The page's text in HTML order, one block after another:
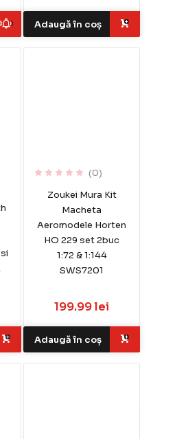
Adaugă în coș
(0)
Zoukei Mura Kit
Macheta
Aeromodele Horten
HO 229 set 2buc
1:72 & 1:144
SWS7201
199.99 lei
Adaugă în coș